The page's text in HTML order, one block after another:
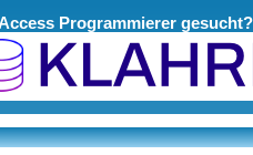
Programmierer gesucht?